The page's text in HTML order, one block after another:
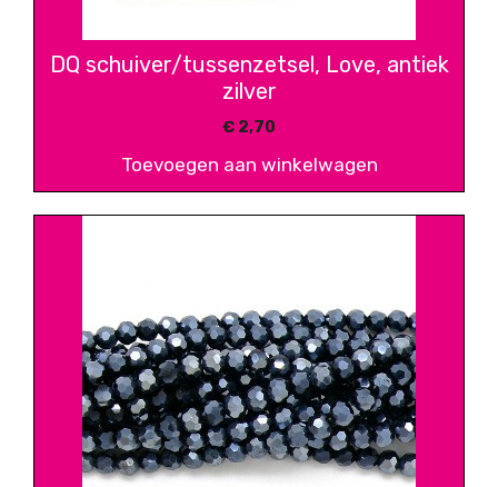
DQ schuiver/tussenzetsel, Love, antiek
zilver
€ 2,70
Toevoegen aan winkelwagen